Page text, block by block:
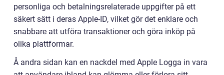
personliga och betalningsrelaterade uppgifter på ett
säkert sätt i deras Apple-ID, vilket gör det enklare och
snabbare att utföra transaktioner och göra inköp på
olika plattformar.
Å andra sidan kan en nackdel med Apple Logga in vara